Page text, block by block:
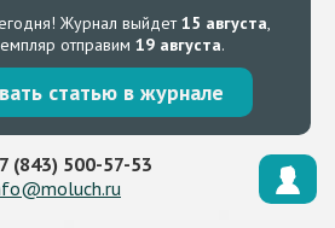
Журнал выйдет15 августа,
отправим 19 августа.
статью в журнале
(843) 500-57-53